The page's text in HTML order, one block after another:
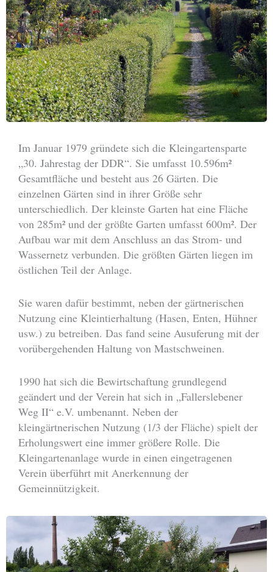
Im Januar 1979 gründete sich die Kleingartensparte
„30. Jahrestag der DDR“. Sie umfasst 10.596m²
Gesamtfläche und besteht aus 26 Gärten. Die
einzelnen Gärten sind in ihrer Größe sehr
unterschiedlich. Der kleinste Garten hat eine Fläche
von 285m² und der größte Garten umfasst 600m². Der
Aufbau war mit dem Anschluss an das Strom- und
Wassernetz verbunden. Die größten Gärten liegen im
östlichen Teil der Anlage.
Sie waren dafür bestimmt, neben der gärtnerischen
Nutzung eine Kleintierhaltung (Hasen, Enten, Hühner
usw.) zu betreiben. Das fand seine Ausuferung mit der
vorübergehenden Haltung von Mastschweinen.
1990 hat sich die Bewirtschaftung grundlegend
geändert und der Verein hat sich in „Fallerslebener
Weg II“ e.V. umbenannt. Neben der
kleingärtnerischen Nutzung (1/3 der Fläche) spielt der
Erholungswert eine immer größere Rolle. Die
Kleingartenanlage wurde in einen eingetragenen
Verein überführt mit Anerkennung der
Gemeinnützigkeit.